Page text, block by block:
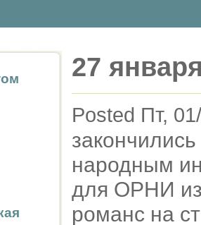
27
Posted Пт,
народным
для ОРНИ
романс на